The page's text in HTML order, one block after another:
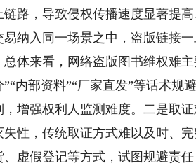
链路，导致侵权传播速度显著提
易纳入同一场景之中，盗版链接
来看，网络盗版图书维权难主
”“内部资料”“厂家直发”等话术规
，增强权利人监测难度。二是取
失性，传统取证方式难以及时、
、虚假登记等方式，试图规避责